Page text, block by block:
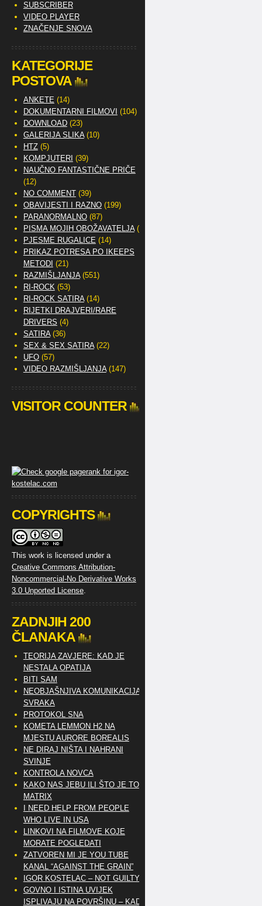
SUBSCRIBER
VIDEO PLAYER
ZNAČENJE SNOVA
KATEGORIJE
POSTOVA
ANKETE (14)
DOKUMENTARNI FILMOVI (104)
DOWNLOAD(23)
GALERIJA SLIKA(10)
HTZ(5)
KOMPJUTERI (39)
NAUČNO FANTASTIČNE PRIČE
(12)
NO COMMENT(39)
OBAVIJESTI I RAZNO(199)
PARANORMALNO(87)
PISMA MOJIH OBOŽAVATELJA(2)
PJESME RUGALICE (14)
PRIKAZ POTRESA PO IKEEPS
METODI (21)
RAZMIŠLJANJA(551)
RI-ROCK(53)
RI-ROCK SATIRA(14)
RIJETKI DRAJVERI/RARE
DRIVERS (4)
SATIRA(36)
SEX & SEX SATIRA(22)
UFO(57)
VIDEO RAZMIŠLJANJA(147)
VISITOR COUNTER
COPYRIGHTS
This work is licensed under a
Creative Commons Attribution-
Noncommercial-No Derivative Works
3.0 Unported License.
ZADNJIH 200
ČLANAKA
TEORIJA ZAVJERE: KAD JE
NESTALA OPATIJA
BITI SAM
NEOBJAŠNJIVA KOMUNIKACIJA
SVRAKA
PROTOKOL SNA
KOMETA LEMMON H2 NA
MJESTU AURORE BOREALIS
NE DIRAJ NIŠTA I NAHRANI
SVINJE
KONTROLA NOVCA
KAKO NAS JEBU ILI ŠTO JE TO
MATRIX
I NEED HELP FROM PEOPLE
WHO LIVE IN USA
LINKOVI NA FILMOVE KOJE
MORATE POGLEDATI
ZATVOREN MI JE YOU TUBE
KANAL “AGAINST THE GRAIN”
IGOR KOSTELAC – NOT GUILTY
GOVNO I ISTINA UVIJEK
ISPLIVAJU NA POVRŠINU – KAD